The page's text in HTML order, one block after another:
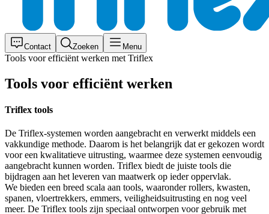
Contact Zoeken Menu
Tools voor efficiënt werken met Triflex
Tools voor efficiënt werken
Triflex tools
De Triflex-systemen worden aangebracht en verwerkt middels een
vakkundige methode. Daarom is het belangrijk dat er gekozen wordt
voor een kwalitatieve uitrusting, waarmee deze systemen eenvoudig
aangebracht kunnen worden. Triflex biedt de juiste tools die
bijdragen aan het leveren van maatwerk op ieder oppervlak.
We bieden een breed scala aan tools, waaronder rollers, kwasten,
spanen, vloertrekkers, emmers, veiligheidsuitrusting en nog veel
meer. De Triflex tools zijn speciaal ontworpen voor gebruik met